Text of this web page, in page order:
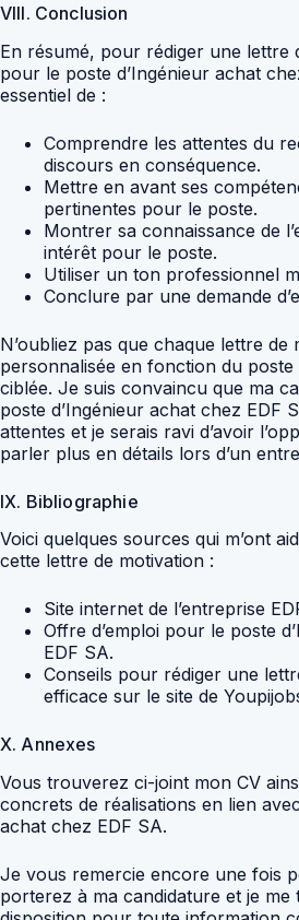
VIII. Conclusion
En résumé, pour rédiger une lettre
pour le poste d’Ingénieur achat
essentiel de :
Comprendre les attentes du
discours en conséquence.
Mettre en avant ses
pertinentes pour le poste.
Montrer sa connaissance de
intérêt pour le poste.
Utiliser un ton professionnel
Conclure par une demande
N’oubliez pas que chaque lettre de
personnalisée en fonction du poste
ciblée. Je suis convaincu que ma
poste d’Ingénieur achat chez EDF
attentes et je serais ravi d’avoir
parler plus en détails lors d’un
IX. Bibliographie
Voici quelques sources qui m’ont
cette lettre de motivation :
Site internet de l’entreprise
Offre d’emploi pour le poste
EDF SA.
Conseils pour rédiger une
efficace sur le site de
X. Annexes
Vous trouverez ci-joint mon CV
concrets de réalisations en lien
achat chez EDF SA.
Je vous remercie encore une fois
porterez à ma candidature et je me